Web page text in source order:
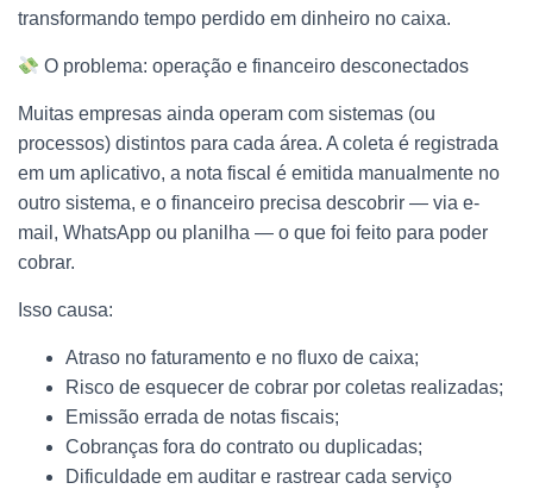
transformando tempo perdido em dinheiro no caixa.
O problema: operação e financeiro desconectados
Muitas empresas ainda operam com sistemas (ou
processos) distintos para cada área. A coleta é registrada
em um aplicativo, a nota fiscal é emitida manualmente no
outro sistema, e o financeiro precisa descobrir — via e-
mail, WhatsApp ou planilha — o que foi feito para poder
cobrar.
Isso causa:
Atraso no faturamento e no fluxo de caixa;
Risco de esquecer de cobrar por coletas realizadas;
Emissão errada de notas fiscais;
Cobranças fora do contrato ou duplicadas;
Dificuldade em auditar e rastrear cada serviço